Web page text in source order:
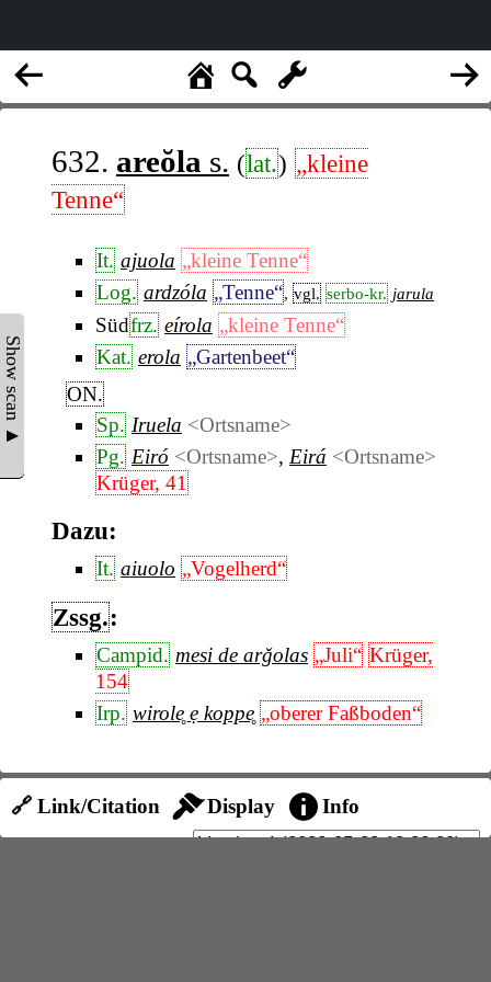
Show scan ▲
632. areŏla s. (lat.) „kleine
Tenne“
It. ajuola „kleine Tenne“
Log. ardzóla „Tenne“, vgl. serbo-kr. jarula
Südfrz. eírola „kleine Tenne“
Kat. erola „Gartenbeet“
ON.
Sp. Iruela <Ortsname>
Pg. Eiró <Ortsname>, Eirá <Ortsname>
Krüger, 41
Dazu:
It. aiuolo „Vogelherd“
Zssg.:
Campid. mesi de arǧolas „Juli“ Krüger,
154
Irp. wirole̥ ẹ koppe̥ „oberer Faßboden“
🔗 Link/Citation Display Info